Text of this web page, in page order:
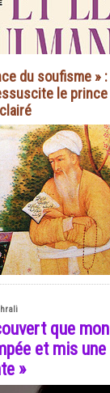
du soufisme » :
le prince
que mon
et mis une
»